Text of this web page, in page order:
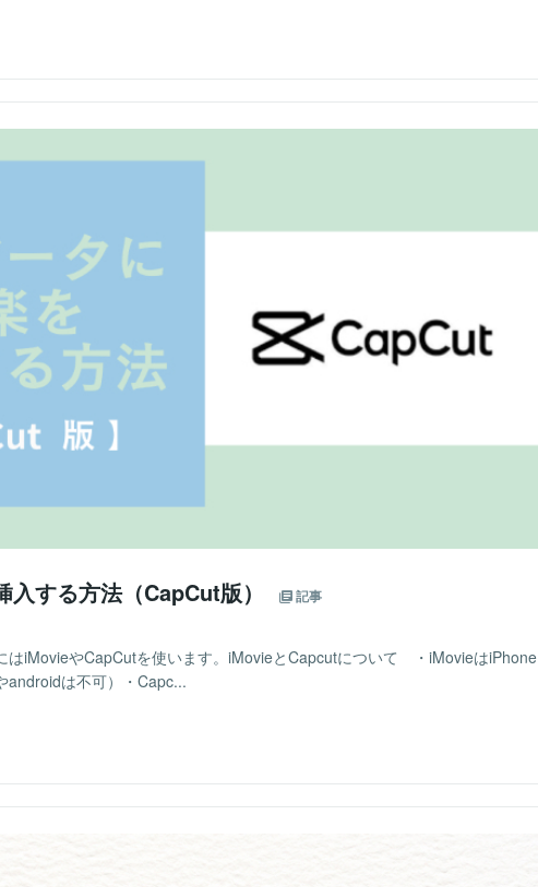
する方法（CapCut版） 記事
はiMovieやCapCutを使います。iMovieとCapcutについて ・iMovieはiPhone
androidは不可）・Capc...